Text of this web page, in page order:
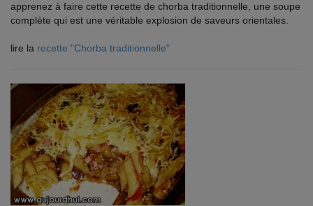
apprenez à faire cette recette de chorba traditionnelle, une soupe
complète qui est une véritable explosion de saveurs orientales.
lire la recette "Chorba traditionnelle"